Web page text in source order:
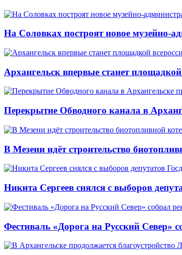
На Соловках построят новое музейно-
Архангельск впервые станет
Перекрытие Обводного канала в
В Мезени идёт строительство
Никита Сергеев снялся с выборов
Фестиваль «Дорога на Русский Север»